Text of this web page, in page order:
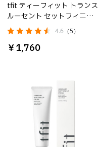
tfit ティーフィット トランス
ルーセント セットフィニッ
シングパウダー 4.6 （5）
￥1,760